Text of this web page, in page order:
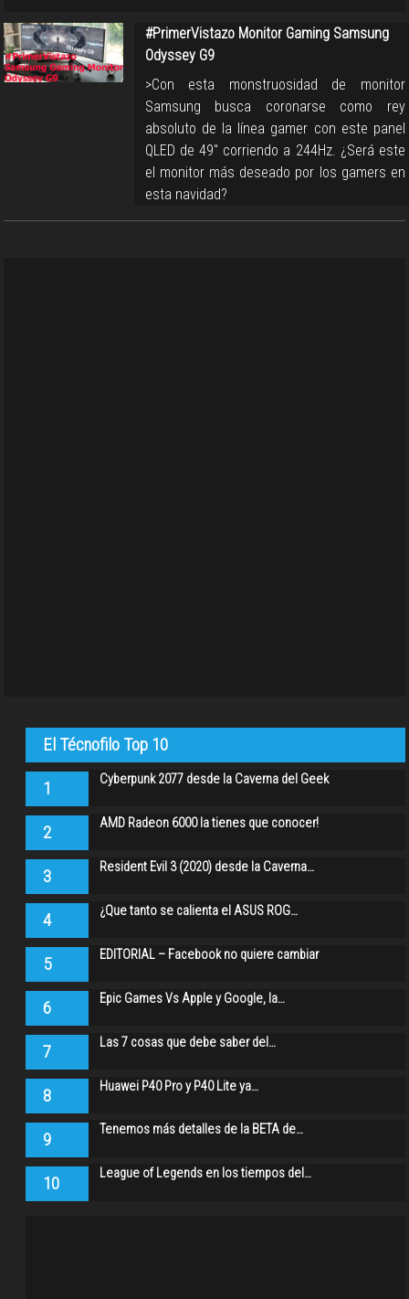
#PrimerVistazo Monitor Gaming Samsung
Odyssey G9
>Con esta monstruosidad de monitor
Samsung busca coronarse como rey
absoluto de la línea gamer con este panel
QLED de 49" corriendo a 244Hz. ¿Será este
el monitor más deseado por los gamers en
esta navidad?
El Técnofilo Top 10
1 Cyberpunk 2077 desde la Caverna del Geek
2 AMD Radeon 6000 la tienes que conocer!
3 Resident Evil 3 (2020) desde la Caverna…
4 ¿Que tanto se calienta el ASUS ROG…
5 EDITORIAL – Facebook no quiere cambiar
6 Epic Games Vs Apple y Google, la…
7 Las 7 cosas que debe saber del…
8 Huawei P40 Pro y P40 Lite ya…
9 Tenemos más detalles de la BETA de…
10 League of Legends en los tiempos del…